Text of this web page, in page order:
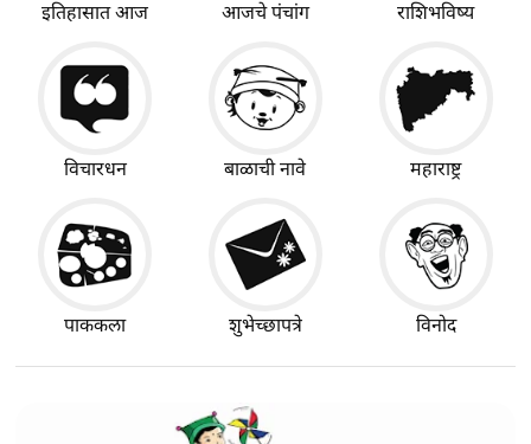
इतिहासात आज आजचे पंचांग राशिभविष्य
विचारधन बाळाची नावे महाराष्ट्र
पाककला शुभेच्छापत्रे विनोद